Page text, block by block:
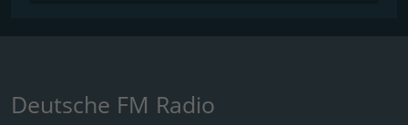
Deutsche FM Radio